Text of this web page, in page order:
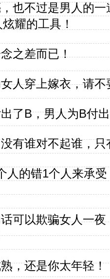
也不过是男人的
耀的工具！
之差而已！
人穿上嫁衣，请
了B，男人为B付
有谁对不起谁，
人的错1个人来承
可以欺骗女人一
，还是你太年轻！